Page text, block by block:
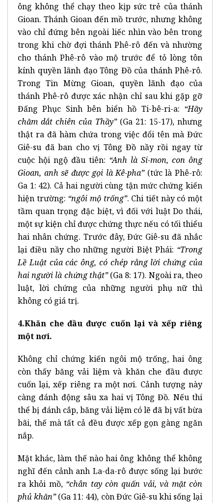
ông không thể chạy theo kịp sức trẻ của thánh
Gioan. Thánh Gioan đến mồ trước, nhưng không
vào chỉ đứng bên ngoài liếc nhìn vào bên trong
trong khi chờ đợi thánh Phê-rô đến và nhường
cho thánh Phê-rô vào mộ trước để tỏ lòng tôn
kính quyền lãnh đạo Tông Đồ của thánh Phê-rô.
Trong Tin Mừng Gioan, quyền lãnh đạo của
thánh Phê-rô được xác nhận chỉ sau khi gặp gỡ
Đấng Phục Sinh bên biển hồ Ti-bê-ri-a: “Hãy
chăm dắt chiên của Thầy”(Ga 21: 15-17), nhưng
thật ra đã hàm chứa trong việc đổi tên mà Đức
Giê-su đã ban cho vị Tông Đồ nầy rồi ngay từ
cuộc hội ngộ đầu tiên: “Anh là Si-mon, con ông
Gioan, anh sẽ được gọi là Kê-pha”(tức là Phê-rô:
Ga 1: 42). Cả hai người cùng tận mức chứng kiến
hiện trường: “ngôi mộ trống”. Chi tiết này có một
tầm quan trọng đặc biệt, vì đối với luật Do thái,
một sự kiện chỉ được chứng thực nếu có tối thiểu
hai nhân chứng. Trước đây, Đức Giê-su đã nhắc
lại điều nầy cho những người Biệt Phái: “Trong
Lề Luật của các ông, có chép rằng lời chứng của
hai người là chứng thật”(Ga 8: 17). Ngoài ra, theo
luật, lời chứng của những người phụ nữ thì
không có giá trị.
4.Khăn che đầu được cuốn lại và xếp riêng
một nơi.
Không chỉ chứng kiến ngôi mộ trống, hai ông
còn thấy băng vải liệm và khăn che đầu được
cuốn lại, xếp riêng ra một nơi. Cảnh tượng này
càng đánh động sâu xa hai vị Tông Đồ. Nếu thi
thể bị đánh cắp, băng vải liệm có lẽ đã bị vất bừa
bãi, thế mà tất cả đều được xếp gọn gàng ngăn
nắp.
Mặt khác, làm thế nào hai ông không thể không
nghĩ đến cảnh anh La-da-rô được sống lại bước
ra khỏi mồ, “chân tay còn quấn vải, và mặt còn
phủ khăn”(Ga 11: 44), còn Đức Giê-su khi sống lại